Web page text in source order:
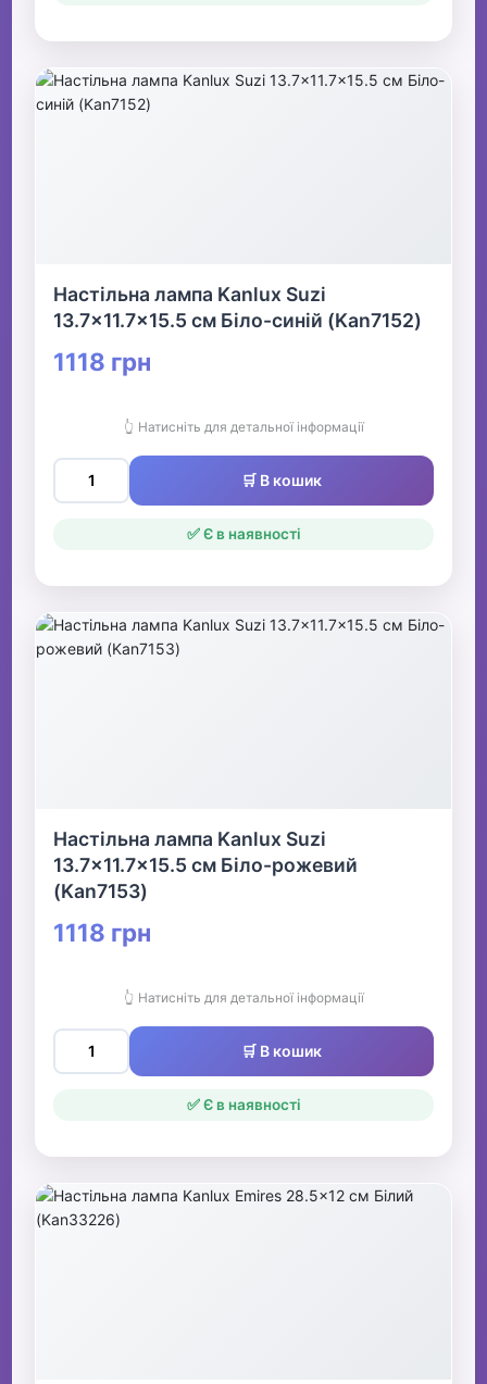
Настільна лампа Kanlux Suzi
13.7x11.7x15.5 см Біло-синій (Kan7152)
1118 грн
👆 Натисніть для детальної інформації
🛒 В кошик
✅ Є в наявності
Настільна лампа Kanlux Suzi
13.7x11.7x15.5 см Біло-рожевий
(Kan7153)
1118 грн
👆 Натисніть для детальної інформації
🛒 В кошик
✅ Є в наявності